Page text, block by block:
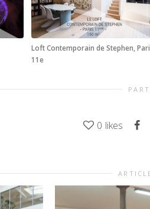
Loft Contemporain de Stephen,
11e
0 likes